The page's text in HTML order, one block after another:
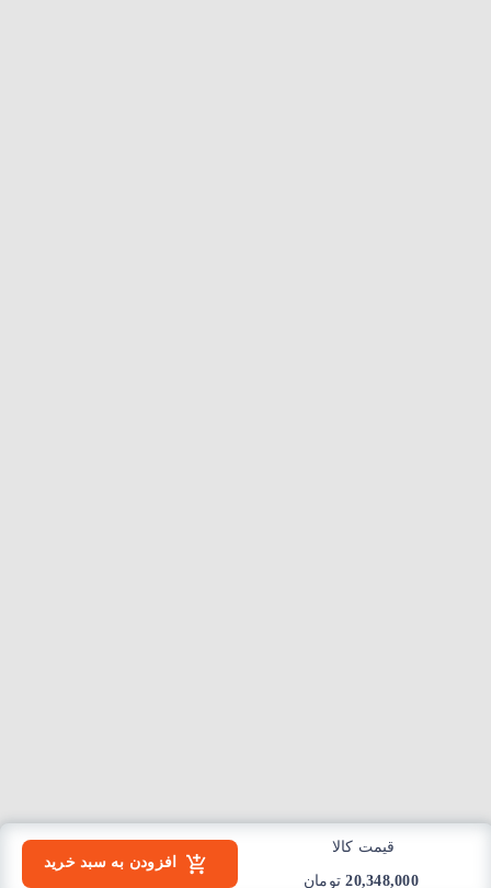
قیمت کالا
20,348,000 تومان
افزودن به سبد خرید